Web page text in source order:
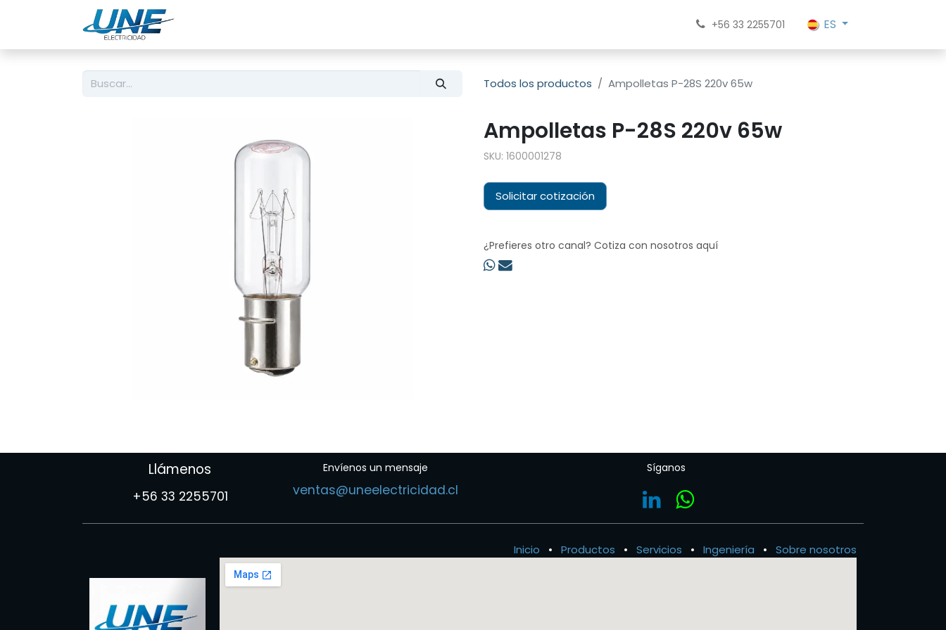
+56 33 2255701 ES
Todos los productos Ampolletas P-28S 220v 65w
Ampolletas P-28S 220v 65w
SKU: 1600001278
Solicitar cotización
¿Prefieres otro canal? Cotiza con nosotros aquí
Llámenos
+56 33 2255701
Envíenos un mensaje
ventas@uneelectricidad.cl
Síganos
Inicio • Productos • Servicios • Ingeniería • Sobre nosotros